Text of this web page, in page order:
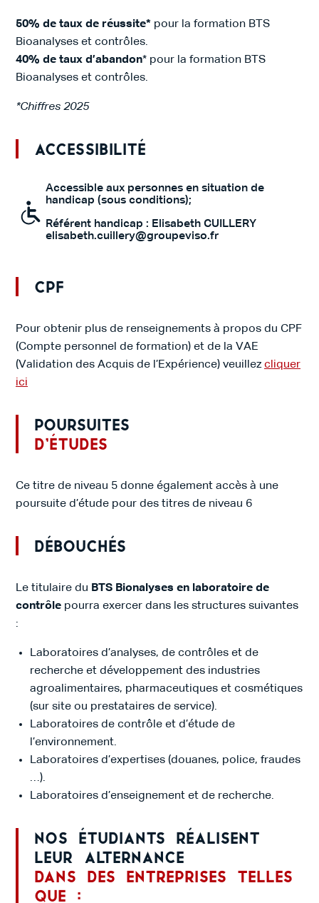
50% de taux de réussite* pour la formation BTS
Bioanalyses et contrôles.
40% de taux d’abandon* pour la formation BTS
Bioanalyses et contrôles.
*Chiffres 2025
Accessibilité
Accessible aux personnes en situation de
handicap (sous conditions);
Référent handicap : Elisabeth CUILLERY
elisabeth.cuillery@groupeviso.fr
CPF
Pour obtenir plus de renseignements à propos du CPF
(Compte personnel de formation) et de la VAE
(Validation des Acquis de l’Expérience) veuillezcliquer
ici
Poursuites
d’études
Ce titre de niveau 5 donne également accès à une
poursuite d’étude pour des titres de niveau 6
Débouchés
Le titulaire du BTS Bionalyses en laboratoire de
contrôle pourra exercer dans les structures suivantes
:
Laboratoires d’analyses, de contrôles et de
recherche et développement des industries
agroalimentaires, pharmaceutiques et cosmétiques
(sur site ou prestataires de service).
Laboratoires de contrôle et d’étude de
l’environnement.
Laboratoires d’expertises (douanes, police, fraudes
…).
Laboratoires d’enseignement et de recherche.
Nos étudiants réalisent
leur alternance
dans des entreprises telles
que :